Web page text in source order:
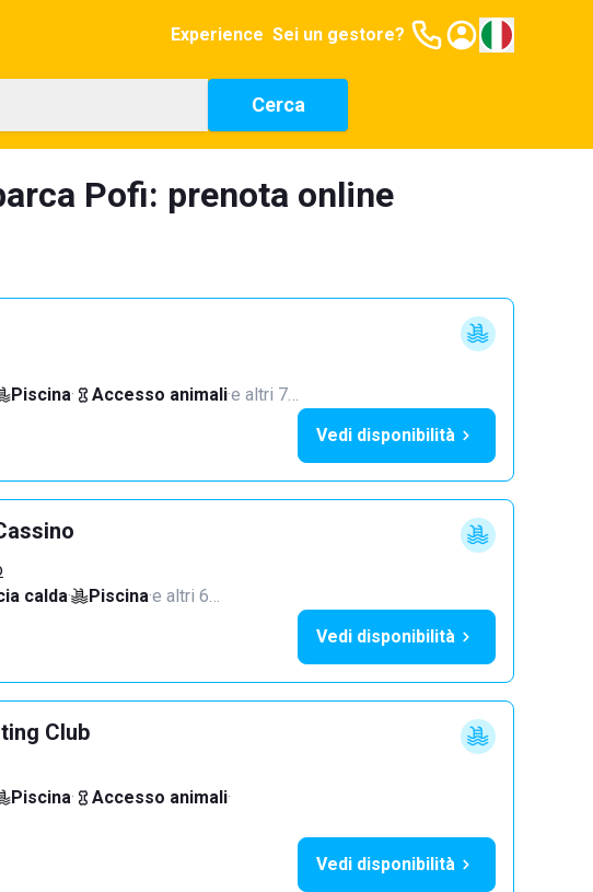
Experience Sei un gestore?
Cerca
Pofi: prenota online
Piscina· Accesso animali·e altri 7…
Vedi disponibilità
calda· Piscina·e altri 6…
Vedi disponibilità
Club
Piscina· Accesso animali·
Vedi disponibilità